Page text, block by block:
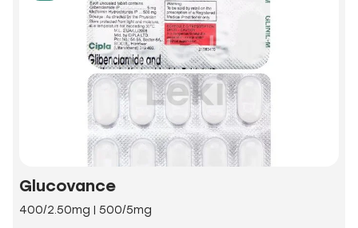
Glucovance
400/2.50mg | 500/5mg